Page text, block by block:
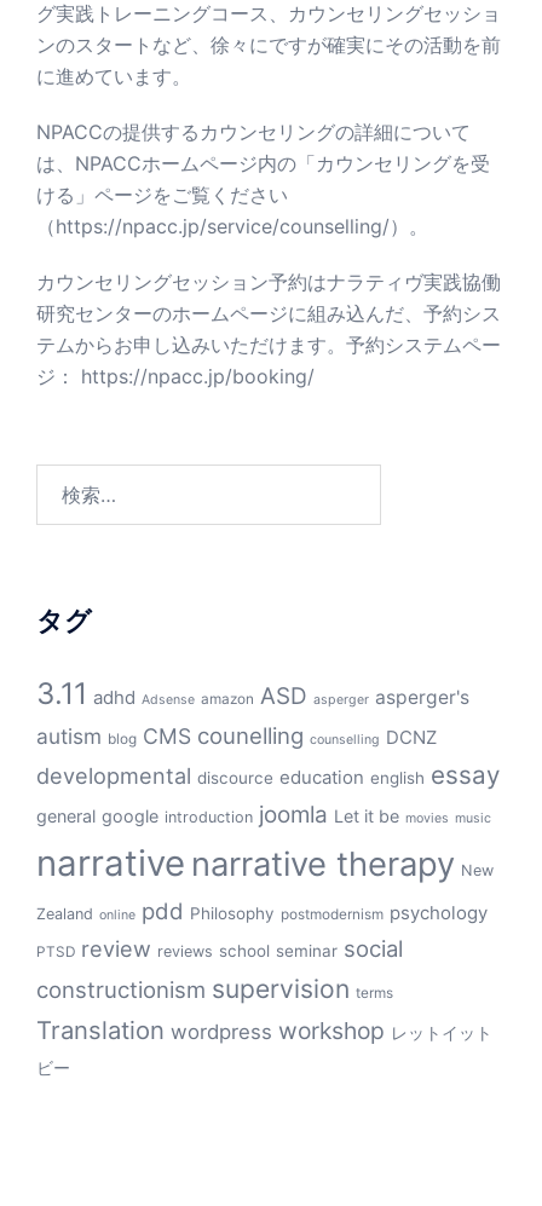
グ実践トレーニングコース、カウンセリングセッショ
ンのスタートなど、徐々にですが確実にその活動を前
に進めています。
NPACCの提供するカウンセリングの詳細について
は、NPACCホームページ内の「カウンセリングを受
ける」ページをご覧ください
（https://npacc.jp/service/counselling/）。
カウンセリングセッション予約はナラティヴ実践協働
研究センターのホームページに組み込んだ、予約シス
テムからお申し込みいただけます。予約システムペー
ジ： https://npacc.jp/booking/
タグ
3.11 adhd Adsense amazon ASD asperger asperger's
autism blog CMS counelling counselling DCNZ
developmental discource education english essay
general google introduction joomla Let it be movies music
narrative narrative therapy New
Zealand online pdd Philosophy postmodernism psychology
PTSD review reviews school seminar social
constructionism supervision terms
Translation wordpress workshop レットイット
ビー